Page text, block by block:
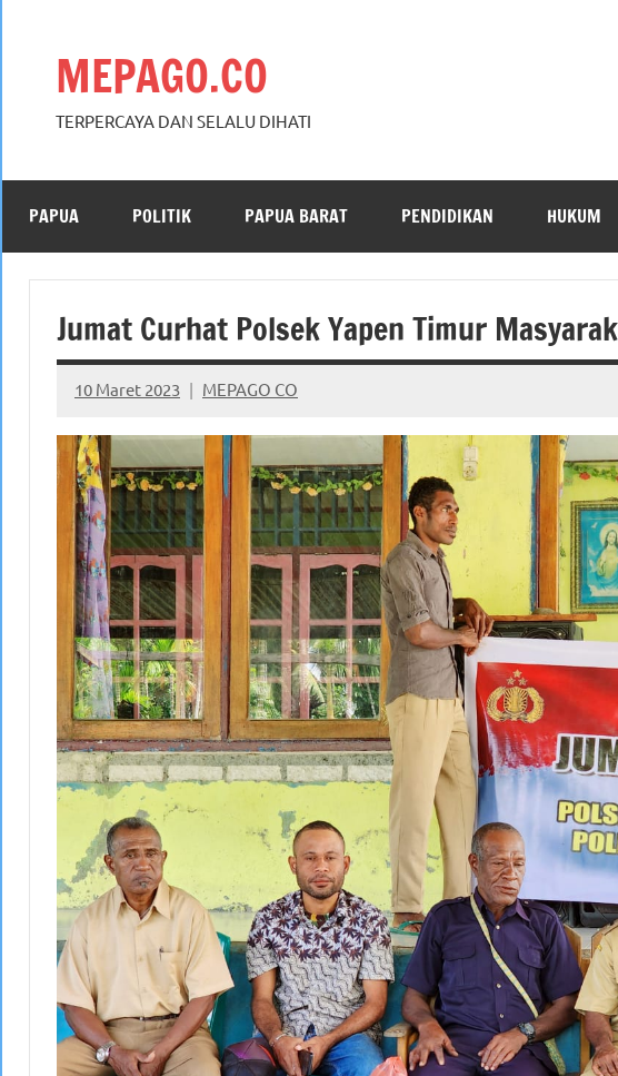
MEPAGO.CO
TERPERCAYA DAN SELALU DIHATI
PAPUA POLITIK PAPUA BARAT PENDIDIKAN HUKUM
Jumat Curhat Polsek Yapen Timur
10 Maret 2023 MEPAGO CO
No
comments